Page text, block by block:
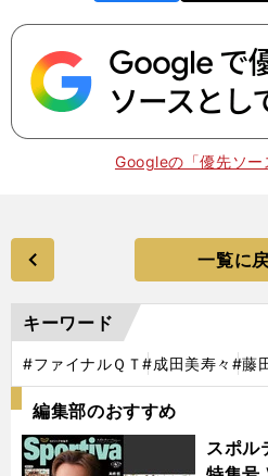
Googleの「優先ソー
一覧に
キーワード
#ファイナルＱＴ#成田美寿々 #藤
編集部のおすすめ
スポ